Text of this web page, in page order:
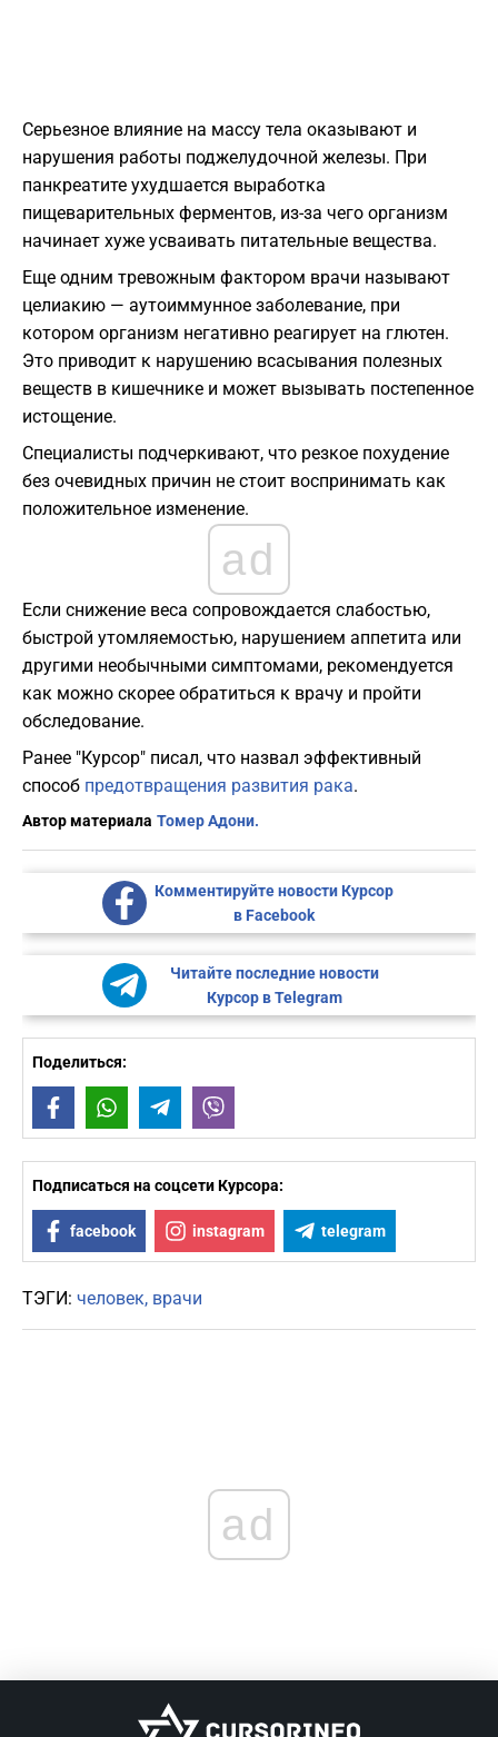
Серьезное влияние на массу тела оказывают и
нарушения работы поджелудочной железы. При
панкреатите ухудшается выработка
пищеварительных ферментов, из-за чего организм
начинает хуже усваивать питательные вещества.
Еще одним тревожным фактором врачи называют
целиакию — аутоиммунное заболевание, при
котором организм негативно реагирует на глютен.
Это приводит к нарушению всасывания полезных
веществ в кишечнике и может вызывать постепенное
истощение.
Специалисты подчеркивают, что резкое похудение
без очевидных причин не стоит воспринимать как
положительное изменение.
ad
Если снижение веса сопровождается слабостью,
быстрой утомляемостью, нарушением аппетита или
другими необычными симптомами, рекомендуется
как можно скорее обратиться к врачу и пройти
обследование.
Ранее "Курсор" писал, что назвал эффективный
способ предотвращения развития рака.
Автор материала Томер Адони.
Комментируйте новости Курсор
в Facebook
Читайте последние новости
Курсор в Telegram
Поделиться:
FacebookWhatsAppTelegram
Подписаться на соцсети Курсора:
facebook instagram telegram
ТЭГИ: человек врачи
ad